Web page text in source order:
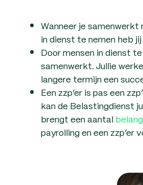
Wanneer je
in dienst te nemen heb
Door mensen in dienst
samenwerkt. Jullie
langere termijn een
Een zzp’er is pas een
kan de Belastingdienst
brengt een aantal
payrolling en een